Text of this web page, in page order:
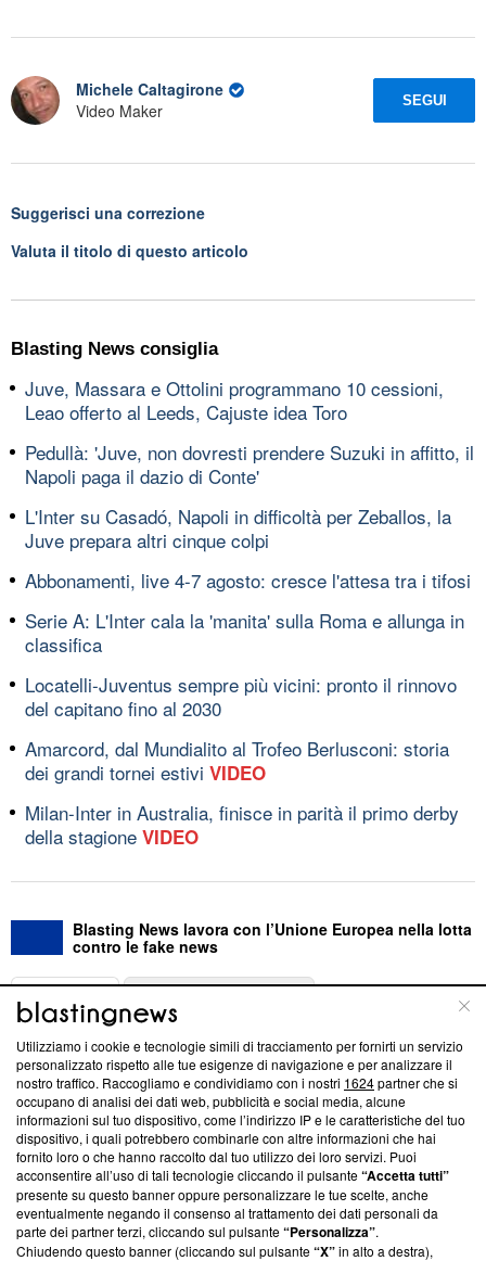
Michele Caltagirone
Video Maker
SEGUI
Suggerisci una correzione
Valuta il titolo di questo articolo
Blasting News consiglia
Juve, Massara e Ottolini programmano 10 cessioni,
Leao offerto al Leeds, Cajuste idea Toro
Pedullà: 'Juve, non dovresti prendere Suzuki in affitto, il
Napoli paga il dazio di Conte'
L'Inter su Casadó, Napoli in difficoltà per Zeballos, la
Juve prepara altri cinque colpi
Abbonamenti, live 4-7 agosto: cresce l'attesa tra i tifosi
Serie A: L'Inter cala la 'manita' sulla Roma e allunga in
classifica
Locatelli-Juventus sempre più vicini: pronto il rinnovo
del capitano fino al 2030
Amarcord, dal Mundialito al Trofeo Berlusconi: storia
dei grandi tornei estivi VIDEO
Milan-Inter in Australia, finisce in parità il primo derby
della stagione VIDEO
Blasting News lavora con l’Unione Europea nella lotta
contro le fake news
ABOUT
Questa sezione offre informazioni trasparenti su Blasting
News, sui nostri processi editoriali e su come ci impegniamo a
creare news di qualità. Inoltre, afferma la nostra aderenza a
‘Trust Project - News with Integrity’Blasting News non è
ancora membro del programma, ma ha richiesto di farne
parte; Trust Project non ha ancora effettuato una verifica di
conformità agli standard.
Su di noi
Utilizziamo i cookie e tecnologie simili di tracciamento per fornirti un servizio
personalizzato rispetto alle tue esigenze di navigazione e per analizzare il
nostro traffico. Raccogliamo e condividiamo con i nostri 1624partner che si
occupano di analisi dei dati web, pubblicità e social media, alcune
informazioni sul tuo dispositivo, come l’indirizzo IP e le caratteristiche del tuo
dispositivo, i quali potrebbero combinarle con altre informazioni che hai
fornito loro o che hanno raccolto dal tuo utilizzo dei loro servizi. Puoi
acconsentire all’uso di tali tecnologie cliccando il pulsante“Accetta tutti”
presente su questo banner oppure personalizzare le tue scelte, anche
eventualmente negando il consenso al trattamento dei dati personali da
parte dei partner terzi, cliccando sul pulsante“Personalizza”.
Chiudendo questo banner (cliccando sul pulsante“X”in alto a destra),